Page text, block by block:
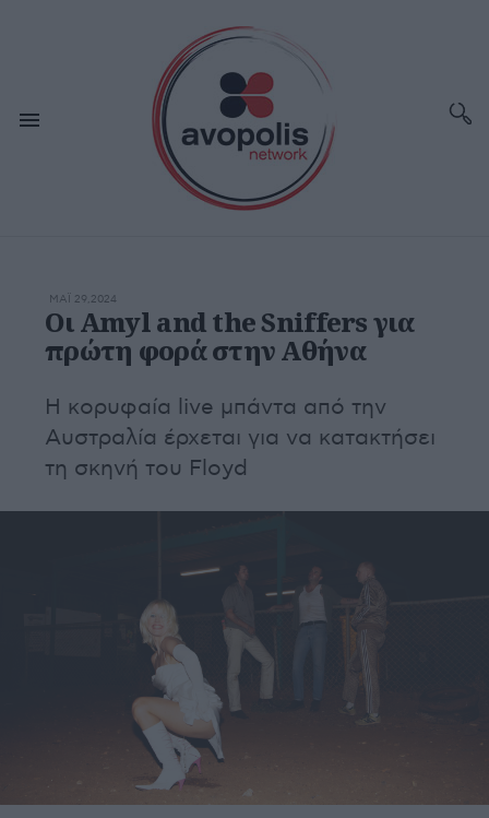
ΜΆΙ 29,2024
Οι Amyl and the Sniffers για
πρώτη φορά στην Αθήνα
Η κορυφαία live μπάντα από την
Αυστραλία έρχεται για να κατακτήσει
τη σκηνή του Floyd